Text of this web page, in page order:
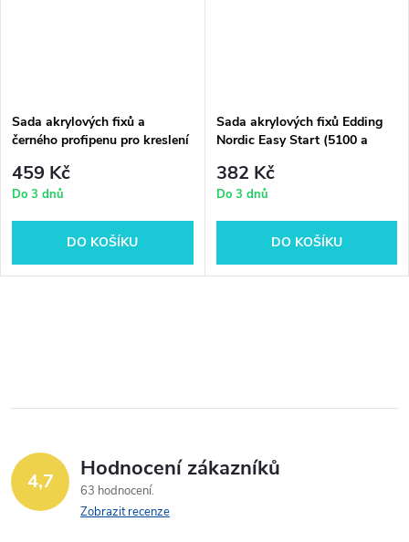
Sada akrylových fixů a
černého profipenu pro kreslení
459 Kč
Do 3 dnů
DO KOŠÍKU
Sada akrylových fixů Edding
Nordic Easy Start (5100 a
382 Kč
Do 3 dnů
DO KOŠÍKU
l
d
a
4,7 Hodnocení zákazníků
63 hodnocení
Zobrazit recenze